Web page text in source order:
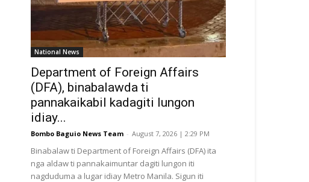
National News
Department of Foreign Affairs
(DFA), binabalawda ti
pannakaikabil kadagiti lungon
idiay...
Bombo Baguio News Team - August 7, 2026 | 2:29 PM
Binabalaw ti Department of Foreign Affairs (DFA) ita
nga aldaw ti pannakaimuntar dagiti lungon iti
nagduduma a lugar idiay Metro Manila. Sigun iti